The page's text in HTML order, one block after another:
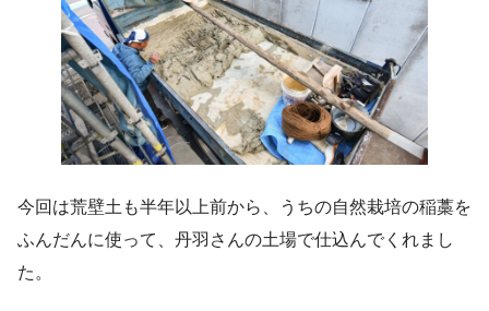
今回は荒壁土も半年以上前から、うちの自然栽培の稲藁を
ふんだんに使って、丹羽さんの土場で仕込んでくれまし
た。